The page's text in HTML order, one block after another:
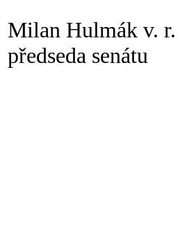
Milan Hulmák v. r.
předseda senátu